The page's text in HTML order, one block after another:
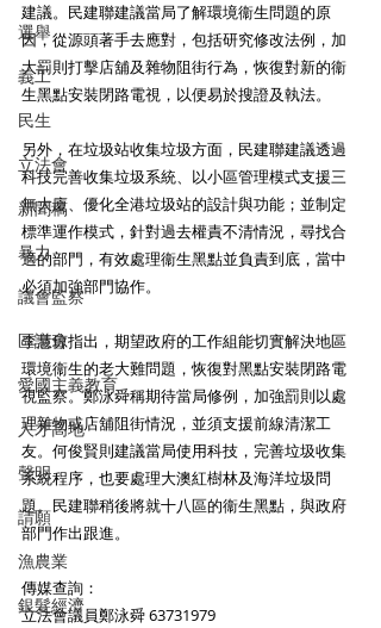
選舉
義工
民生
立法會
新聞稿
暴力
議會監察
區議會
愛國主義教育
人才高地
聲明
請願
漁農業
銀髮經濟
建議。民建聯建議當局了解環境衞生問題的原
因，從源頭著手去應對，包括研究修改法例，加
大罰則打擊店舖及雜物阻街行為，恢復對新的衞
生黑點安裝閉路電視，以便易於搜證及執法。
另外，在垃圾站收集垃圾方面，民建聯建議透過
科技完善收集垃圾系統、以小區管理模式支援三
無大廈、優化全港垃圾站的設計與功能；並制定
標準運作模式，針對過去權責不清情況，尋找合
適的部門，有效處理衞生黑點並負責到底，當中
必須加強部門協作。
李慧琼指出，期望政府的工作組能切實解決地區
環境衞生的老大難問題，恢復對黑點安裝閉路電
視監察。鄭泳舜稱期待當局修例，加強罰則以處
理雜物或店舖阻街情況，並須支援前線清潔工
友。何俊賢則建議當局使用科技，完善垃圾收集
系統程序，也要處理大澳紅樹林及海洋垃圾問
題。民建聯稍後將就十八區的衞生黑點，與政府
部門作出跟進。
傳媒查詢：
立法會議員鄭泳舜 63731979